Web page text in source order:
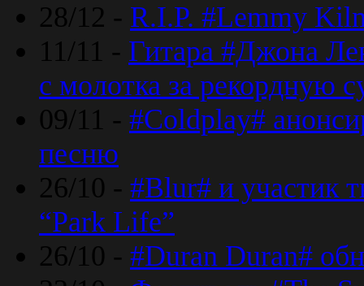
28/12 - R.I.P. #Lemmy
11/11 - Гитара #Джона
с молотка за рекордную
09/11 - #Coldplay#
песню
26/10 - #Blur# и участик
“Park Life”
26/10 - #Duran Duran#